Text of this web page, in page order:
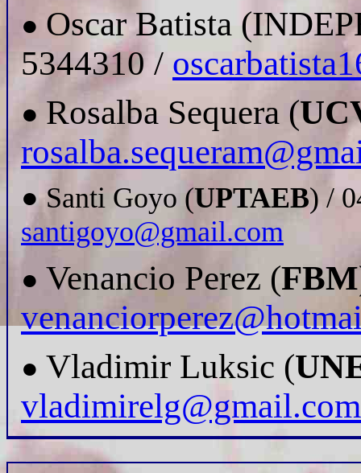
● Oscar Batista
5344310 /
● Rosalba Sequera (
● Santi Goyo (UPTAEB) /
santigoyo@gmail.com
● Venancio Perez (FBM
● Vladimir Luksic (
vladimirelg@gmail.com